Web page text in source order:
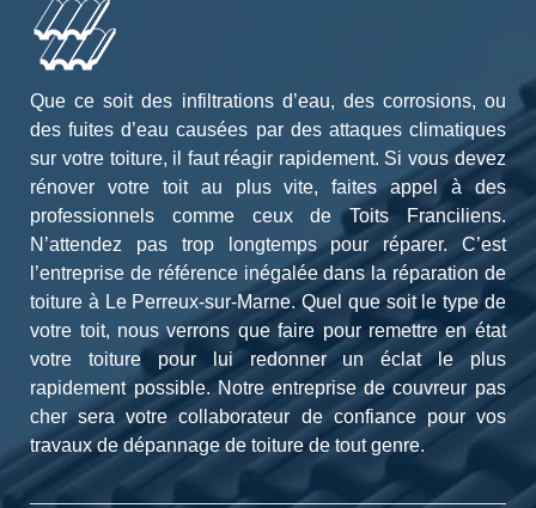
Que ce soit des infiltrations d’eau, des corrosions, ou
des fuites d’eau causées par des attaques climatiques
sur votre toiture, il faut réagir rapidement. Si vous devez
rénover votre toit au plus vite, faites appel à des
professionnels comme ceux de Toits Franciliens.
N’attendez pas trop longtemps pour réparer. C’est
l’entreprise de référence inégalée dans la réparation de
toiture à Le Perreux-sur-Marne. Quel que soit le type de
votre toit, nous verrons que faire pour remettre en état
votre toiture pour lui redonner un éclat le plus
rapidement possible. Notre entreprise de couvreur pas
cher sera votre collaborateur de confiance pour vos
travaux de dépannage de toiture de tout genre.